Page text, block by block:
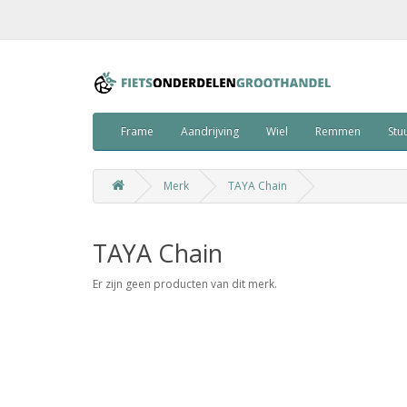
Frame Aandrijving Wiel Remmen
Merk TAYA Chain
TAYA Chain
Er zijn geen producten van dit merk.